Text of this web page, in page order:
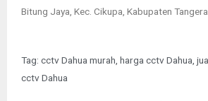
Bitung Jaya, Kec. Cikupa, Kabupaten
Tag: cctv Dahua murah harga cctv Dahua
cctv Dahua